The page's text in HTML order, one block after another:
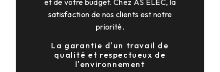
satisfaction de nos clients est notre
priorité.
La garantie d'un travail de
qualité et respectueux de
l'environnement